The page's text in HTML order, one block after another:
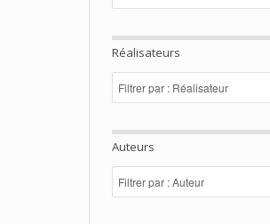
Réalisateurs
Auteurs